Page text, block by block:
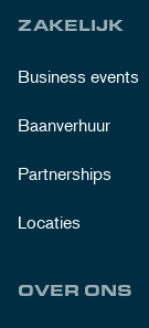
ZAKELIJK
Business events
Baanverhuur
Partnerships
Locaties
OVER ONS